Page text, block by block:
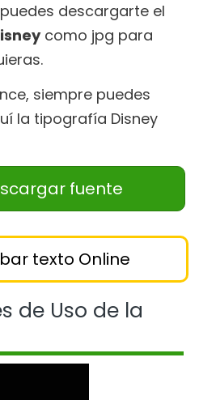
descargarte el
como jpg para
siempre puedes
la tipografía Disney
fuente
texto Online
de Uso de la